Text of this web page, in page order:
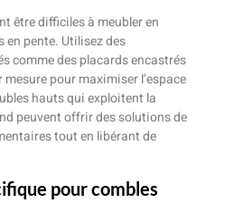
être difficiles à meubler en
en pente. Utilisez des
comme des placards encastrés
pour maximiser l’espace
hauts qui exploitent la
peuvent offrir des solutions de
tout en libérant de
pour combles